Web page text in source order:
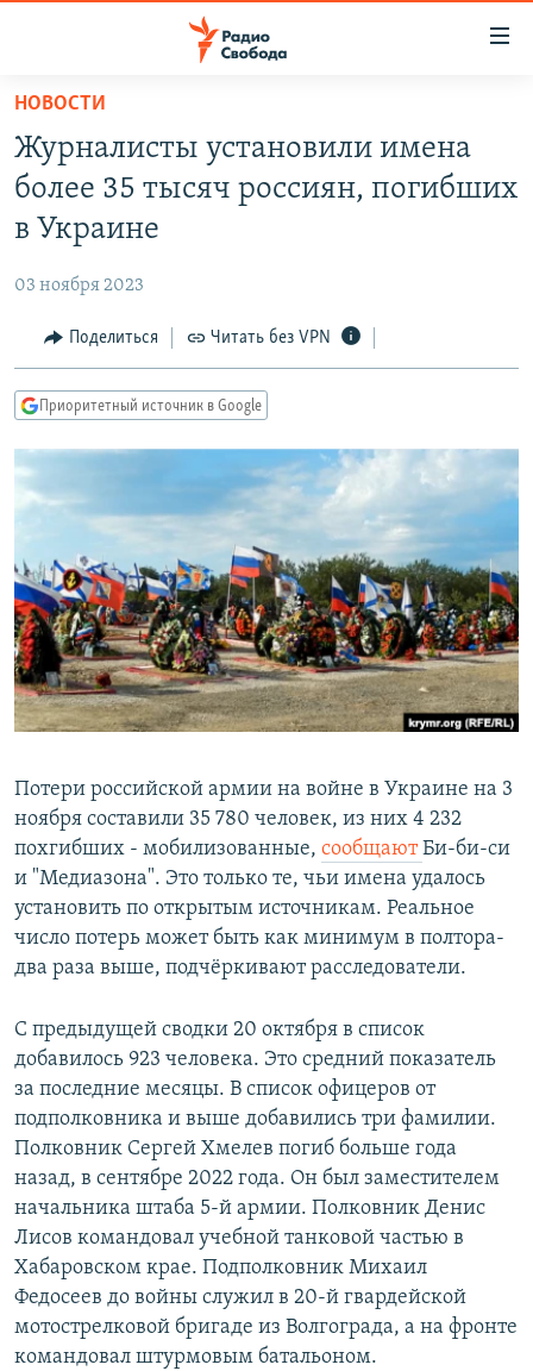
упрощенного
доступа
Вернуться
основному
Вернутся
Вернутся
поиску
ПОДКАСТЫ
АВТОРСКИЕ ПРОЕКТЫ
МНЕНИЯ
КУЛЬТУРА
КАВКАЗ.РЕАЛИИ
СЕВЕР.РЕАЛИИ
СИБИРЬ.РЕАЛИИ
РАСПИСАНИЕ ВЕЩАНИЯ
ПОДПИШИТЕСЬ НА РАССЫЛКУ
СОЦИАЛЬНЫЕ СЕТИ
Все сайты РСЕ/РС
НОВОСТИ
Журналисты установили имена
более 35 тысяч россиян, погибших
в Украине
03 ноября 2023
Поделиться Читать без VPN
Приоритетный источник в Google
Потери российской армии на войне в Украине на 3
ноября составили 35 780 человек, из них 4 232
похгибших - мобилизованные, сообщаютБи-би-си
и "Медиазона". Это только те, чьи имена удалось
установить по открытым источникам. Реальное
число потерь может быть как минимум в полтора-
два раза выше, подчёркивают расследователи.
С предыдущей сводки 20 октября в список
добавилось 923 человека. Это средний показатель
за последние месяцы. В список офицеров от
подполковника и выше добавились три фамилии.
Полковник Сергей Хмелев погиб больше года
назад, в сентябре 2022 года. Он был заместителем
начальника штаба 5-й армии. Полковник Денис
Лисов командовал учебной танковой частью в
Хабаровском крае. Подполковник Михаил
Федосеев до войны служил в 20-й гвардейской
мотострелковой бригаде из Волгограда, а на фронте
командовал штурмовым батальоном.